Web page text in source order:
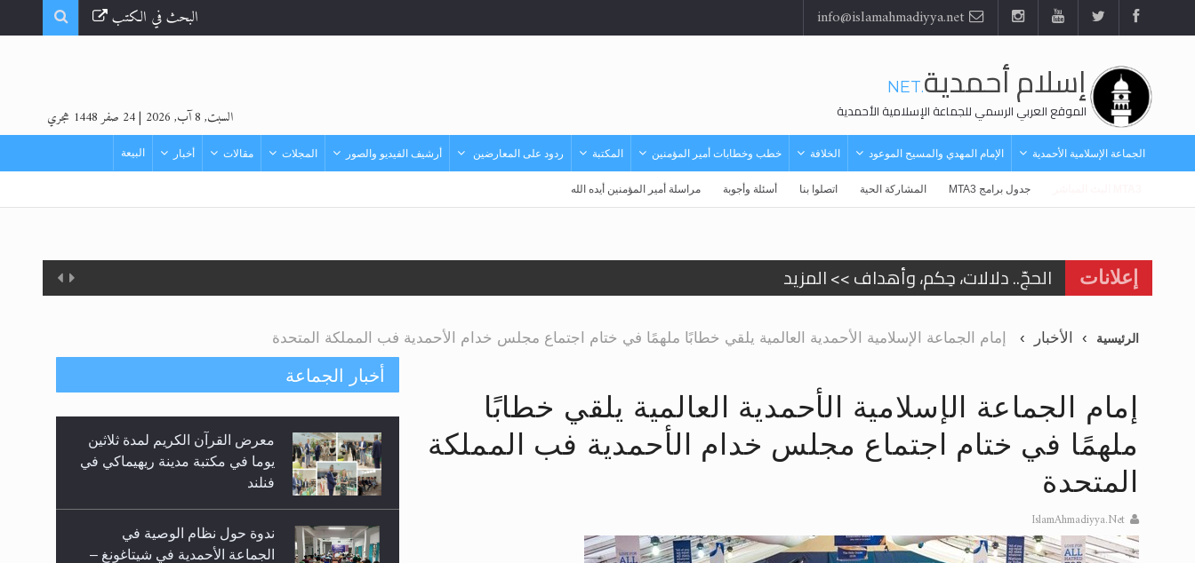
البحث في الكتب
إسلام أحمدية.NET
الموقع العربي الرسمي للجماعة الإسلامية الأحمدية السبت, 8 آب, 2026 |24 صفر 1448 هجري
الجماعة الإسلامية الأحمدية الإمام المهدي والمسيح الموعود الخلافة خطب وخطابات أمير المؤمنين المكتبة ردود على المعارضين أرشيف الفيديو والصور المجلات مقالات أخبار البيعة
جدول برامج MTA3 المشاركة الحية اتصلوا بنا أسئلة وأجوبة مراسلة أمير المؤمنين أيده الله
إعلانات
الحجّ.. دلالات، حِكم، وأهداف >> المزيد
اقرأ هذا المقال في أهمية عيد الأضحى وأحكامه >> المزيد
الحجّ.. دلالات، حِكم، وأهداف >> المزيد
تعميم هامّ لأفراد الجماعة >> المزيد
تعميم هامّ لأفراد الجماعة >> المزيد
إعلان هامّ بخصوص الرسائل المرسلة إلى حضرة امير المؤمنين أيده الله والمكتب العربي >> المزيد
للانتقال إلى كافة الردود على القمص زكريا يطرس وأعداء الإسلام اضغط هنا >> المزيد
الرئيسية الأخبار إمام الجماعة الإسلامية الأحمدية العالمية يلقي خطابًا ملهمًا في ختام اجتماع مجلس خدام الأحمدية فب المملكة المتحدة
إمام الجماعة الإسلامية الأحمدية العالمية يلقي خطابًا
ملهمًا في ختام اجتماع مجلس خدام الأحمدية فب المملكة
المتحدة
IslamAhmadiyya.Net
أخبار الجماعة
معرض القرآن الكريم لمدة ثلاثين
يوما في مكتبة مدينة ريهيماكي في
فنلند
ندوة حول نظام الوصية في
الجماعة الأحمدية في شيتاغونغ –